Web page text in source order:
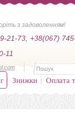
з задоволенням!
21-73,
+38(067)
11
Знижки Оплата